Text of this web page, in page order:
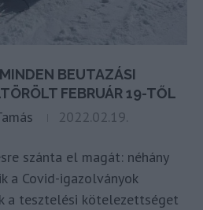
BEUTAZÁSI
FEBRUÁR 19-TŐL
2022.02.19.
szánta el magát: néhány
a Covid-igazolványok
a tesztelési kötelezettséget